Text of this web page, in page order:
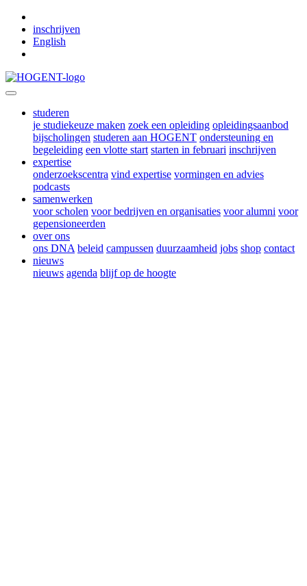
inschrijven
English
studeren
je studiekeuze maken zoek een opleiding opleidingsaanbod
bijscholingen studeren aan HOGENT ondersteuning en
begeleiding een vlotte start starten in februari inschrijven
expertise
onderzoekscentra vind expertise vormingen en advies
podcasts
samenwerken
voor scholen voor bedrijven en organisaties voor alumni voor
gepensioneerden
over ons
ons DNA beleid campussen duurzaamheid jobs shop contact
nieuws
nieuws agenda blijf op de hoogte